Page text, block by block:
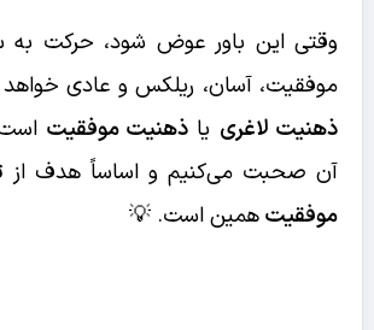
وقتی این باور عوض شود، حرکت
موفقیت، آسان، ریلکس و عادی
ذهنیت لاغری یاذهنیت موفقیت
آن صحبت می‌کنیم و اساساً هدف از
موفقیتهمین است. 💡